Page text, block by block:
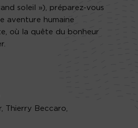
soleil »), préparez-vous
aventure humaine
où la quête du bonheur
Thierry Beccaro,